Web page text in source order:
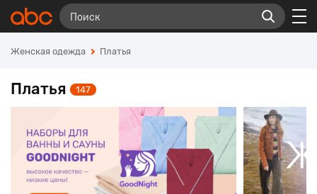
Женская одежда Платья
Платья 147